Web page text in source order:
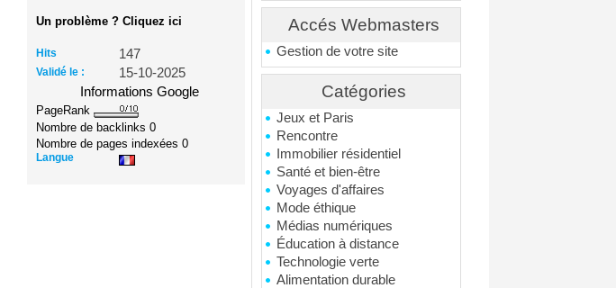
Accés Webmasters
Gestion de votre site
Catégories
Jeux et Paris
Rencontre
Immobilier résidentiel
Santé et bien-être
Voyages d'affaires
Mode éthique
Médias numériques
Éducation à distance
Technologie verte
Alimentation durable
Un problème ? Cliquez ici
Hits 147
Validé le :
15-10-2025
Informations Google
PageRank
Nombre de backlinks0
Nombre de pages indexées0
Langue